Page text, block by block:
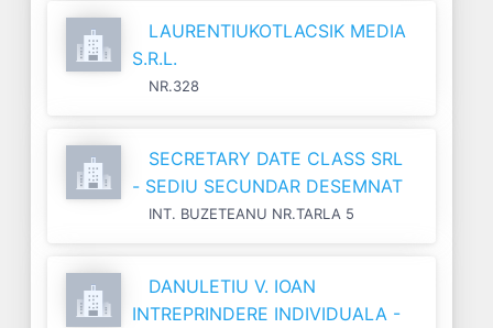
LAURENTIUKOTLACSIK MEDIA
S.R.L.
NR.328
SECRETARY DATE CLASS SRL
- SEDIU SECUNDAR DESEMNAT
INT. BUZETEANU NR.TARLA 5
DANULETIU V. IOAN
INTREPRINDERE INDIVIDUALA -